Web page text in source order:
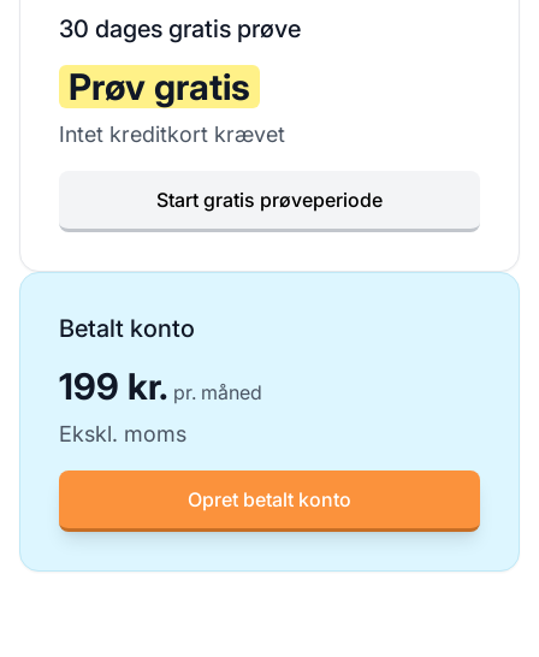
30 dages gratis prøve
Prøv gratis
Intet kreditkort krævet
Start gratis prøveperiode
Betalt konto
199 kr. pr. måned
Ekskl. moms
Opret betalt konto